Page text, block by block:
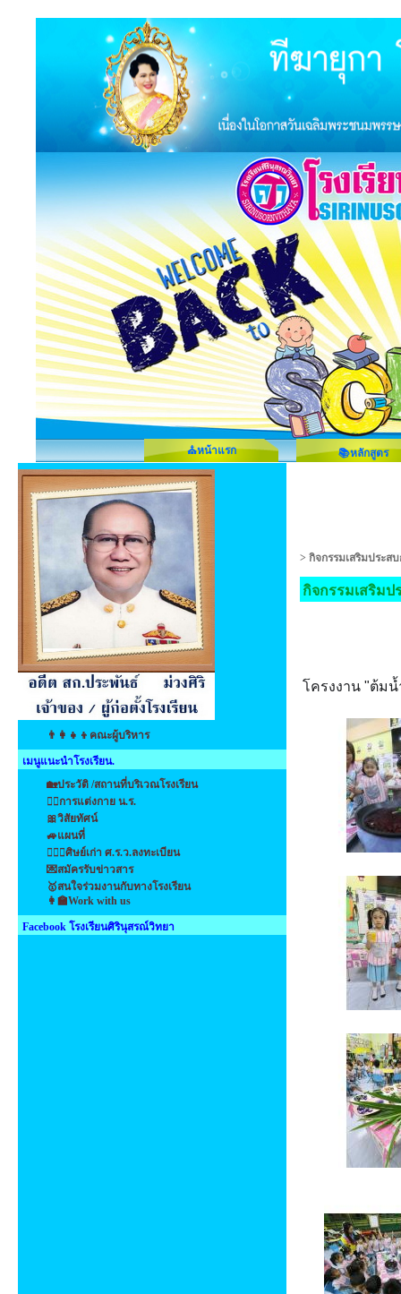
⛪หน้าแรก 📚หลักสูตร
👨‍👩‍👧‍👦คณะผู้บริหาร
เมนูแนะนำโรงเรียน.
🏡ประวัติ /สถานที่บริเวณโรงเรียน
👩‍⚕️การแต่งกาย น.ร.
🎀วิสัยทัศน์
🚙แผนที่
👩‍❤️‍👩ศิษย์เก่า ศ.ร.ว.ลงทะเบียน
💌สมัครรับข่าวสาร
🥇สนใจร่วมงานกับทางโรงเรียน
👩‍🏫Work with us
Facebook โรงเรียนศิรินุสรณ์วิทยา
> กิจกรรมเสริมประส
กิจกรรมเสริม
โครงงาน "ต้ม